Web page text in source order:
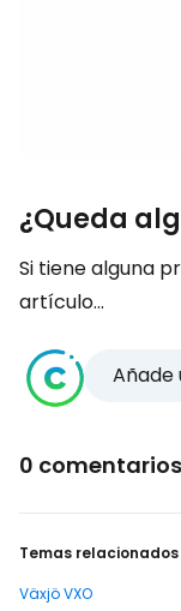
¿Queda
Si tiene alguna
artículo...
Añade
0 comentarios
Temas relacionados
Växjö VXO